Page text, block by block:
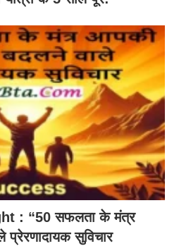
: “50 सफलता के मंत्र
सुविचार